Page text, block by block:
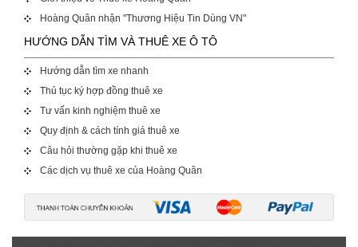
Hoàng Quân nhận "Thương Hiệu Tin Dùng VN"
HƯỚNG DẪN TÌM VÀ THUÊ XE Ô TÔ
Hướng dẫn tìm xe nhanh
Thủ tục ký hợp đồng thuê xe
Tư vấn kinh nghiệm thuê xe
Quy định & cách tính giá thuê xe
Câu hỏi thường gặp khi thuê xe
Các dịch vụ thuê xe của Hoàng Quân